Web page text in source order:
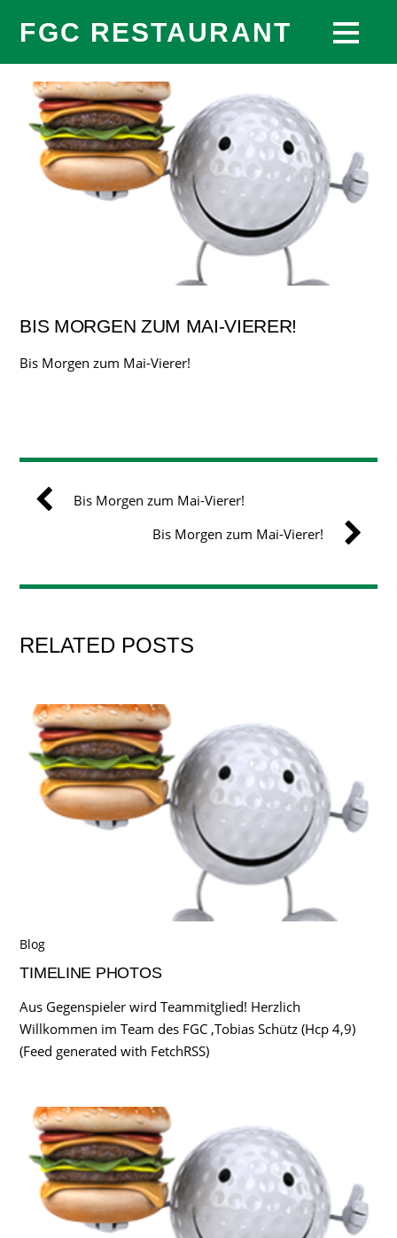
FGC RESTAURANT
BIS MORGEN ZUM MAI-VIERER!
Bis Morgen zum Mai-Vierer!
Bis Morgen zum Mai-Vierer!
Bis Morgen zum Mai-Vierer!
RELATED POSTS
Blog
TIMELINE PHOTOS
Aus Gegenspieler wird Teammitglied! Herzlich
Willkommen im Team des FGC ,Tobias Schütz (Hcp 4,9)
(Feed generated with FetchRSS)